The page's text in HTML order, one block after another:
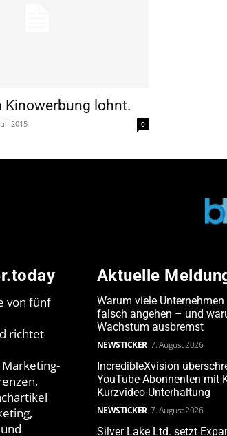
Kinowerbung lohnt.
2015 0
von fünf
richtet
Aktuelle
Warum viele
falsch angehen – und
Wachstum ausbremst
NEWSTICKER 7. August 2026
IncredibleXvision
YouTube-Abonnenten mit
Kurzvideo-Unterhaltung
NEWSTICKER 7. August 2026
Silver Lake Ltd. setzt